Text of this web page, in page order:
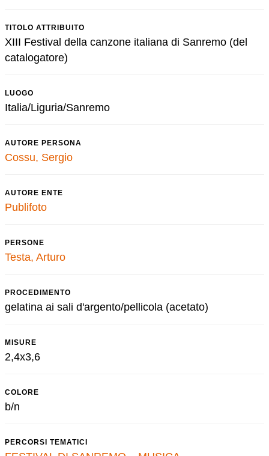
TITOLO ATTRIBUITO
XIII Festival della canzone italiana di Sanremo (del
catalogatore)
LUOGO
Italia/Liguria/Sanremo
AUTORE PERSONA
Cossu, Sergio
AUTORE ENTE
Publifoto
PERSONE
Testa, Arturo
PROCEDIMENTO
gelatina ai sali d'argento/pellicola (acetato)
MISURE
2,4x3,6
COLORE
b/n
PERCORSI TEMATICI